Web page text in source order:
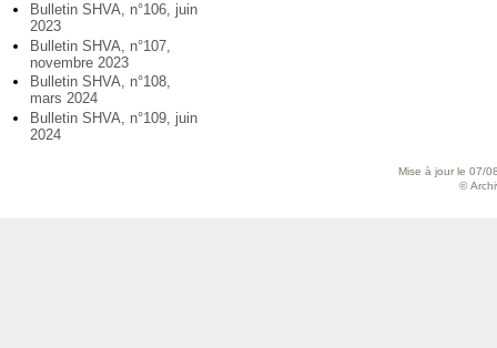
Bulletin SHVA, n°106, juin
2023
Bulletin SHVA, n°107,
novembre 2023
Bulletin SHVA, n°108,
mars 2024
Bulletin SHVA, n°109, juin
2024
Mise à jour le 07/
©